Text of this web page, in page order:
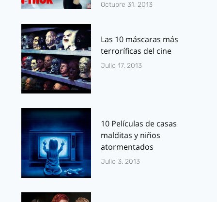
Octubre 31, 2013
Las 10 máscaras más
terroríficas del cine
Julio 17, 2013
10 Películas de casas
malditas y niños
atormentados
Julio 3, 2013